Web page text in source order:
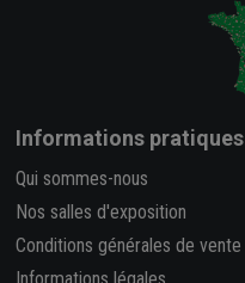
Informations pratiques
Qui sommes-nous
Nos salles d'exposition
Conditions générales de vente